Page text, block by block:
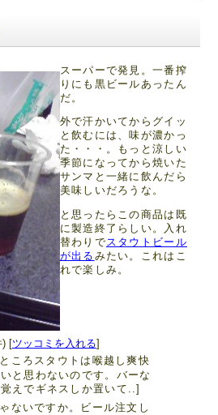
スーパーで発見。一番搾
りにも黒ビールあったん
だ。
外で汗かいてからグイッ
と飲むには、味が濃かっ
た・・・。もっと涼しい
季節になってから焼いた
サンマと一緒に飲んだら
美味しいだろうな。
と思ったらこの商品は既
に製造終了らしい。入れ
替わりでスタウトビール
が出る みたい。これはこ
れで楽しみ。
) [ツッコミを入れる]
ころスタウトは喉越し爽快
と思わないのです。バーな
えでギネスしか置いて..]
ないですか。ビール注文し